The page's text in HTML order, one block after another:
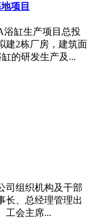
项目
浴缸生产项目总投
建2栋厂房，建筑面
的研发生产及...
司组织机构及干部
长、总经理管理出
工会主席...